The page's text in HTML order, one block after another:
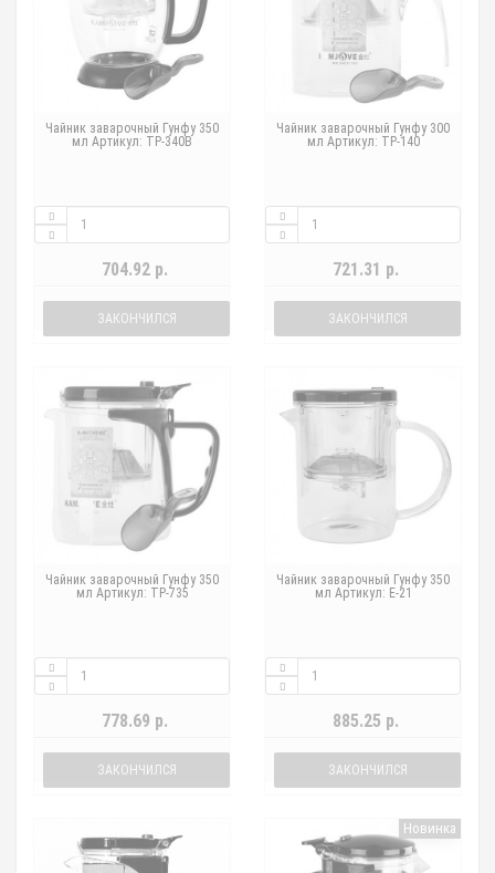
Чайник заварочный Гунфу 350
мл Артикул: TP-340B
704.92 р.
ЗАКОНЧИЛСЯ
Чайник заварочный Гунфу 300
мл Артикул: TP-140
721.31 р.
ЗАКОНЧИЛСЯ
Чайник заварочный Гунфу 350
мл Артикул: TP-735
778.69 р.
ЗАКОНЧИЛСЯ
Чайник заварочный Гунфу 350
мл Артикул: E-21
885.25 р.
ЗАКОНЧИЛСЯ
Новинка